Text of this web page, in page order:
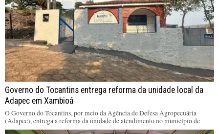
Governo do Tocantins entrega reforma da unidade local da
Adapec em Xambioá
O Governo do Tocantins, por meio da Agência de Defesa Agropecuária
(Adapec), entrega a reforma da unidade de atendimento no município de